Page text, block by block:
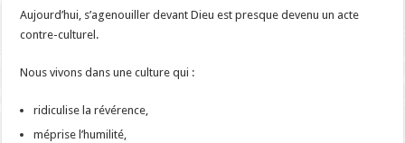
Aujourd’hui, s’agenouiller devant Dieu est presque devenu un acte
contre-culturel.
Nous vivons dans une culture qui :
ridiculise la révérence,
méprise l’humilité,